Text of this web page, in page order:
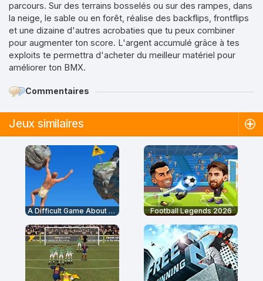
parcours. Sur des terrains bosselés ou sur des rampes, dans
la neige, le sable ou en forêt, réalise des backflips, frontflips
et une dizaine d'autres acrobaties que tu peux combiner
pour augmenter ton score. L'argent accumulé grâce à tes
exploits te permettra d'acheter du meilleur matériel pour
améliorer ton BMX.
Commentaires
Jeux similaires
A Difficult Game About Climbing Football Legends 2026